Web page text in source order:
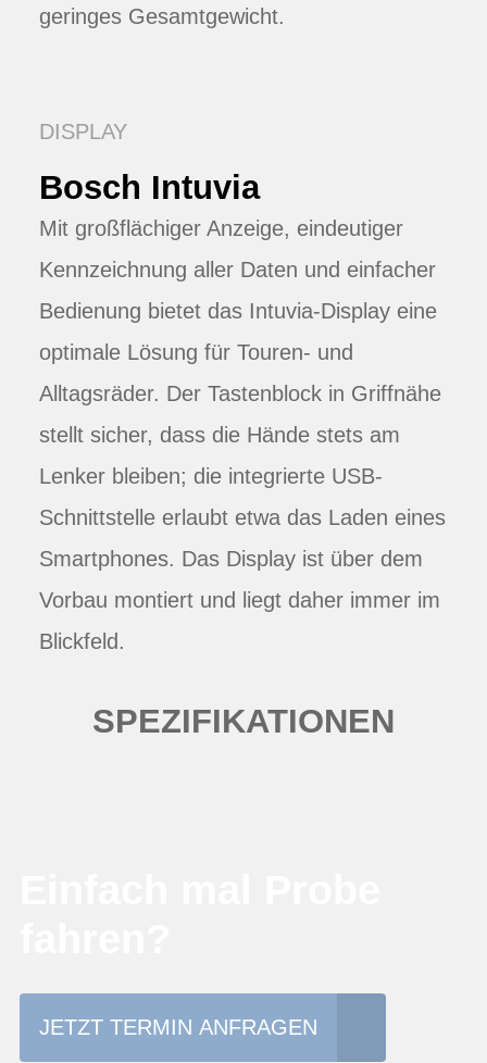
geringes Gesamtgewicht.
DISPLAY
Bosch Intuvia
Mit großflächiger Anzeige, eindeutiger
Kennzeichnung aller Daten und einfacher
Bedienung bietet das Intuvia-Display eine
optimale Lösung für Touren- und
Alltagsräder. Der Tastenblock in Griffnähe
stellt sicher, dass die Hände stets am
Lenker bleiben; die integrierte USB-
Schnittstelle erlaubt etwa das Laden eines
Smartphones. Das Display ist über dem
Vorbau montiert und liegt daher immer im
Blickfeld.
SPEZIFIKATIONEN
JETZT TERMIN ANFRAGEN